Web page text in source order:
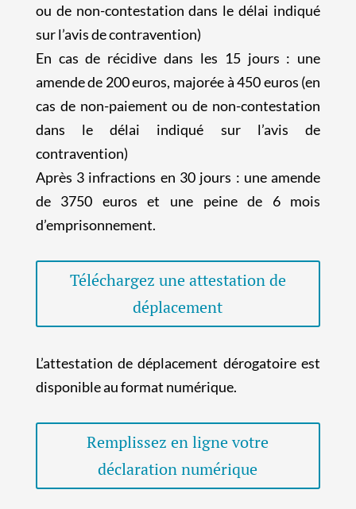
ou de non-contestation dans le délai indiqué
sur l’avis de contravention)
En cas de récidive dans les 15 jours : une
amende de 200 euros, majorée à 450 euros (en
cas de non-paiement ou de non-contestation
dans le délai indiqué sur l’avis de
contravention)
Après 3 infractions en 30 jours : une amende
de 3750 euros et une peine de 6 mois
d’emprisonnement.
Téléchargez une attestation de
déplacement
L’attestation de déplacement dérogatoire est
disponible au format numérique.
Remplissez en ligne votre
déclaration numérique